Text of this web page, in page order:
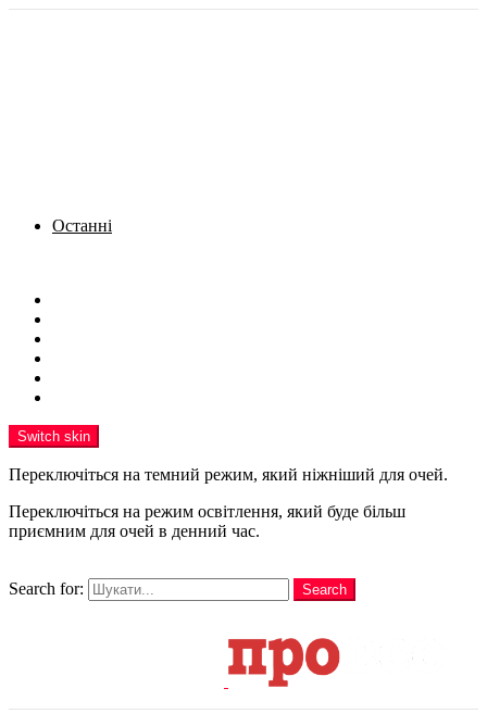
Останні
Switch skin
Переключіться на темний режим, який ніжніший для очей.
Переключіться на режим освітлення, який буде більш
приємним для очей в денний час.
Search for:
Search